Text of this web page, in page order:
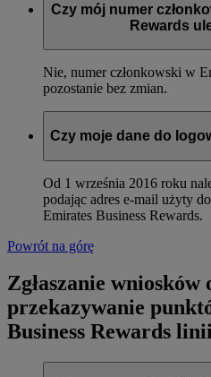
Czy mój numer
Rewards
Nie, numer członkowski w
pozostanie bez zmian.
Czy moje dane do
Od 1 września 2016 roku
podając adres e-mail użyty
Emirates Business Rewards.
Powrót na górę
Zgłaszanie
przekazywanie
Business Rewards